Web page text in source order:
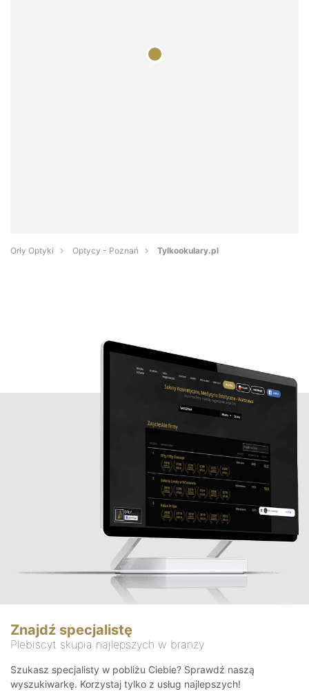
Orły Optyki Optycy - Poznań Tylkookulary.pl
Znajdź specjalistę
Plebiscyt skupia najlepszych w branży
Szukasz specjalisty w pobliżu Ciebie? Sprawdź naszą
wyszukiwarkę. Korzystaj tylko z usług najlepszych!